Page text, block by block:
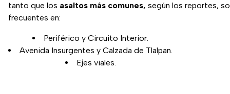
tanto que los asaltos más comunes, según los reportes,
frecuentes en:
Periférico y Circuito Interior.
Avenida Insurgentes y Calzada de Tlalpan.
Ejes viales.